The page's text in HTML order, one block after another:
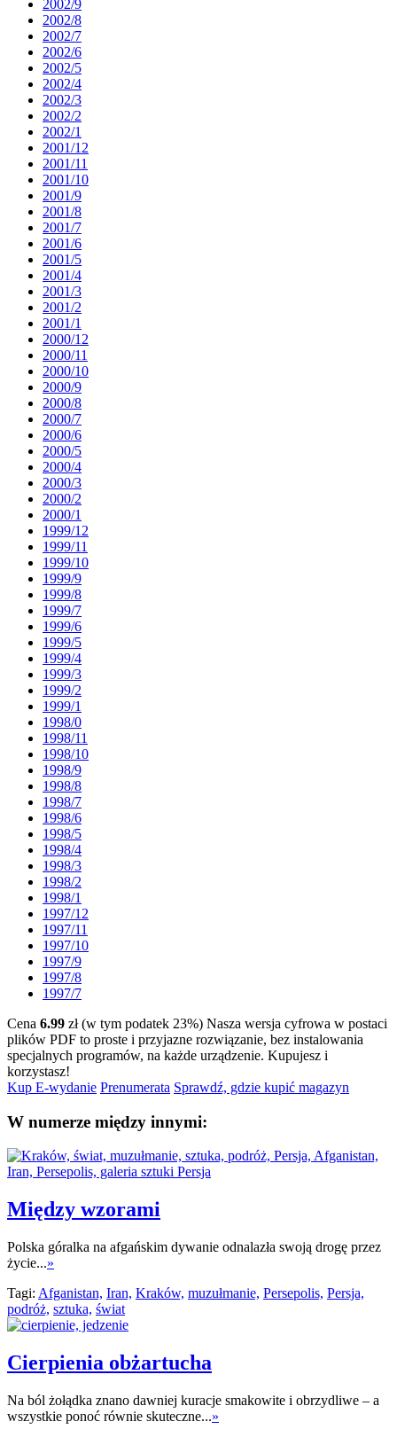
2002/9
2002/8
2002/7
2002/6
2002/5
2002/4
2002/3
2002/2
2002/1
2001/12
2001/11
2001/10
2001/9
2001/8
2001/7
2001/6
2001/5
2001/4
2001/3
2001/2
2001/1
2000/12
2000/11
2000/10
2000/9
2000/8
2000/7
2000/6
2000/5
2000/4
2000/3
2000/2
2000/1
1999/12
1999/11
1999/10
1999/9
1999/8
1999/7
1999/6
1999/5
1999/4
1999/3
1999/2
1999/1
1998/0
1998/11
1998/10
1998/9
1998/8
1998/7
1998/6
1998/5
1998/4
1998/3
1998/2
1998/1
1997/12
1997/11
1997/10
1997/9
1997/8
1997/7
Cena 6.99 zł (w tym podatek 23%) Nasza wersja cyfrowa w postaci
plików PDF to proste i przyjazne rozwiązanie, bez instalowania
specjalnych programów, na każde urządzenie. Kupujesz i
korzystasz!
Kup E-wydanie Prenumerata Sprawdź, gdzie kupić magazyn
W numerze między innymi:
Między wzorami
Polska góralka na afgańskim dywanie odnalazła swoją drogę przez
życie...»
Tagi: Afganistan, Iran, Kraków, muzułmanie, Persepolis, Persja,
podróż, sztuka, świat
Cierpienia obżartucha
Na ból żołądka znano dawniej kuracje smakowite i obrzydliwe – a
wszystkie ponoć równie skuteczne...»